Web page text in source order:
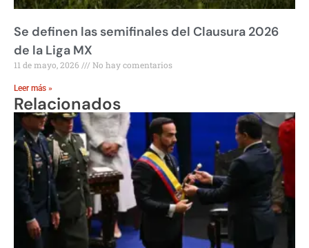
Se definen las semifinales del Clausura 2026
de la Liga MX
11 de mayo, 2026 No hay comentarios
Leer más »
Relacionados